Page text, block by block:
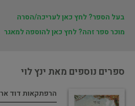
בעל הספר? לחץ כאן לעריכה/הסרה
מוכר ספר זהה? לחץ כאן להוספה למאגר
ספרים נוספים מאת ינץ לוי
הרפתקאות דוד אריה 2: בג'ונגל